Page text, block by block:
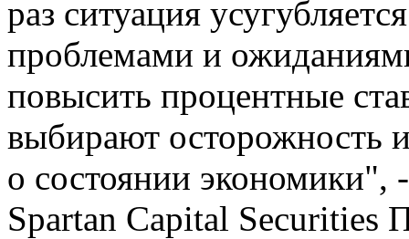
раз ситуация
проблемами и
повысить процентные
выбирают осторожность
о состоянии экономики",
Spartan Capital Securities